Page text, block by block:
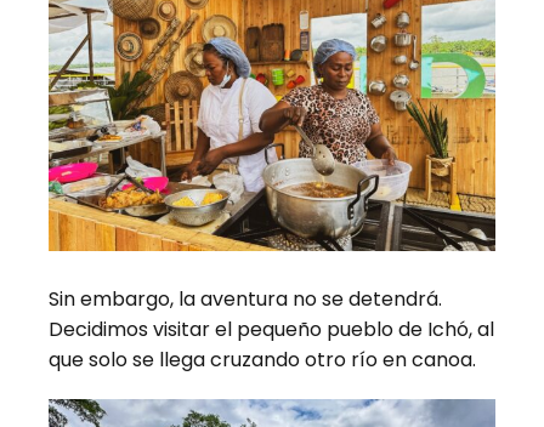
Sin embargo, la aventura no se detendrá.
Decidimos visitar el pequeño pueblo de Ichó, al
que solo se llega cruzando otro río en canoa.